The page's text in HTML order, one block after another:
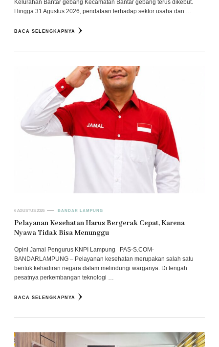
Kelurahan Bantar gebang Kecamatan Bantar gebang terus dikebut.
Hingga 31 Agustus 2026, pendataan terhadap sektor usaha dan …
BACA SELENGKAPNYA
6 AGUSTUS 2026 BANDAR LAMPUNG
Pelayanan Kesehatan Harus Bergerak Cepat, Karena
Nyawa Tidak Bisa Menunggu
Opini Jamal Pengurus KNPI Lampung PAS-S.COM-
BANDARLAMPUNG – Pelayanan kesehatan merupakan salah satu
bentuk kehadiran negara dalam melindungi warganya. Di tengah
pesatnya perkembangan teknologi …
BACA SELENGKAPNYA